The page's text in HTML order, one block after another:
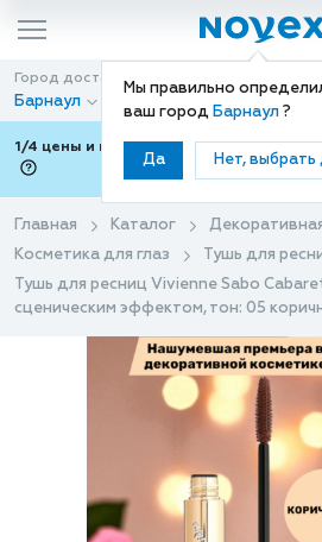
Мы правильно
ваш город Барнаул ?
Да Нет, выбрать
Город доставки
Барнаул
1/4 цены и покупки ваши с Подели
Главная Каталог
Косметика для глаз
Тушь для
Тушь для ресниц Vivienne Sabo
сценическим эффектом, тон: 05